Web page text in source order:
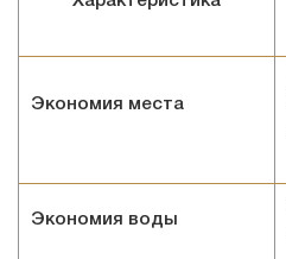
Экономия места
Экономия воды